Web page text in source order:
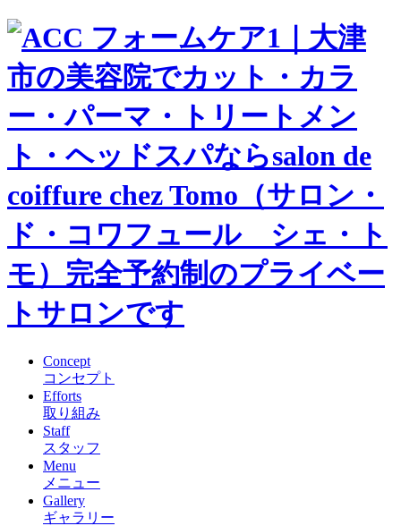
Concept
コンセプト
Efforts
取り組み
Staff
スタッフ
Menu
メニュー
Gallery
ギャラリー